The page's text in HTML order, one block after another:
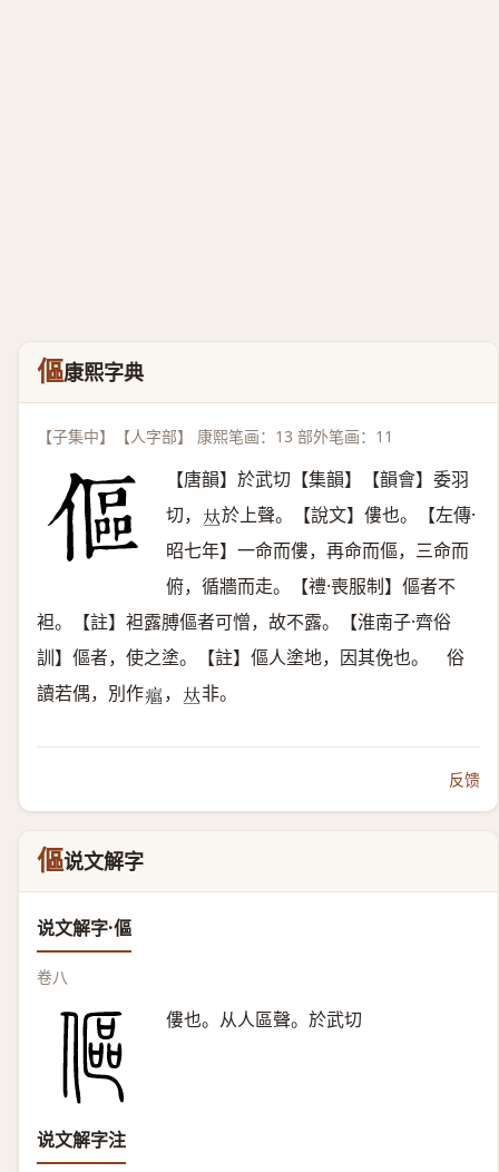
傴康熙字典
【子集中】【人字部】 康熙笔画：13 部外笔画：11
【唐韻】於武切【集韻】【韻會】委羽
切， 𠀤於上聲。【說文】僂也。【左傳·
昭七年】一命而僂，再命而傴，三命而
俯，循牆而走。【禮·喪服制】傴者不
袒。【註】袒露膊傴者可憎，故不露。【淮南子·齊俗
訓】傴者，使之塗。【註】傴人塗地，因其俛也。 俗
讀若偶，別作𤹪， 𠀤非。
反馈
傴说文解字
说文解字·傴
卷八
僂也。从人區聲。於武切
说文解字注